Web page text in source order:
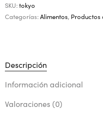
SKU:tokyo
Categorías:Alimentos, Productos
Descripción
Información adicional
Valoraciones (0)